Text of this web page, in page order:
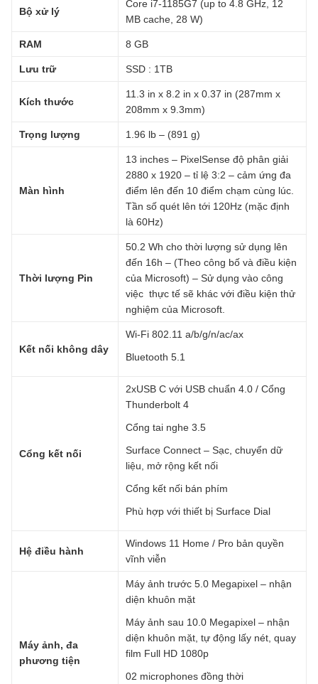
Bộ xử lý
Core i7-1185G7 (up to 4.8 GHz, 12
MB cache, 28 W)
RAM 8 GB
Lưu trữ SSD : 1TB
Kích thước
11.3 in x 8.2 in x 0.37 in (287mm x
208mm x 9.3mm)
Trọng lượng 1.96 lb – (891 g)
Màn hình
13 inches – PixelSense độ phân giải
2880 x 1920 – tỉ lệ 3:2 – cảm ứng đa
điểm lên đến 10 điểm chạm cùng lúc.
Tần số quét lên tới 120Hz (mặc định
là 60Hz)
Thời lượng Pin
50.2 Wh cho thời lượng sử dụng lên
đến 16h – (Theo công bố và điều kiện
của Microsoft) – Sử dụng vào công
việc thực tế sẽ khác với điều kiện thử
nghiệm của Microsoft.
Kết nối không dây
Wi-Fi 802.11 a/b/g/n/ac/ax
Bluetooth 5.1
Cổng kết nối
2xUSB C với USB chuẩn 4.0 / Cổng
Thunderbolt 4
Cổng tai nghe 3.5
Surface Connect – Sạc, chuyển dữ
liệu, mở rộng kết nối
Cổng kết nối bán phím
Phù hợp với thiết bị Surface Dial
Hệ điều hành
Windows 11 Home / Pro bản quyền
vĩnh viễn
Máy ảnh, đa
phương tiện
Máy ảnh trước 5.0 Megapixel – nhận
diện khuôn mặt
Máy ảnh sau 10.0 Megapixel – nhận
diện khuôn mặt, tự động lấy nét, quay
film Full HD 1080p
02 microphones đồng thời